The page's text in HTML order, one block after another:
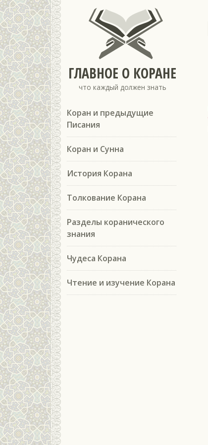
ГЛАВНОЕ О КОРАНЕ
что каждый должен знать
Коран и предыдущие
Писания
Коран и Сунна
История Корана
Толкование Корана
Разделы коранического
знания
Чудеса Корана
Чтение и изучение Корана